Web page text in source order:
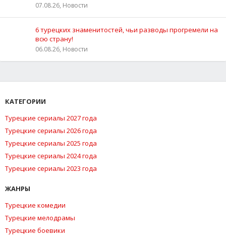
07.08.26, Новости
6 турецких знаменитостей, чьи разводы прогремели на
всю страну!
06.08.26, Новости
КАТЕГОРИИ
Турецкие сериалы 2027 года
Турецкие сериалы 2026 года
Турецкие сериалы 2025 года
Турецкие сериалы 2024 года
Турецкие сериалы 2023 года
ЖАНРЫ
Турецкие комедии
Турецкие мелодрамы
Турецкие боевики